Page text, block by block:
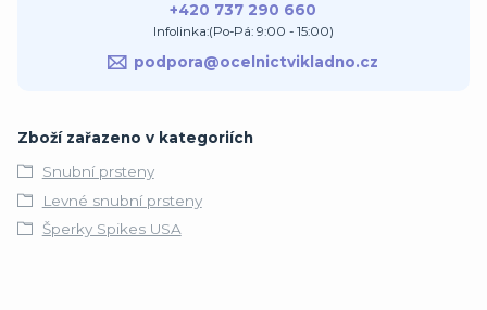
+420 737 290 660
Infolinka:(Po-Pá: 9:00 - 15:00)
podpora@ocelnictvikladno.cz
Zboží zařazeno v kategoriích
Snubní prsteny
Levné snubní prsteny
Šperky Spikes USA